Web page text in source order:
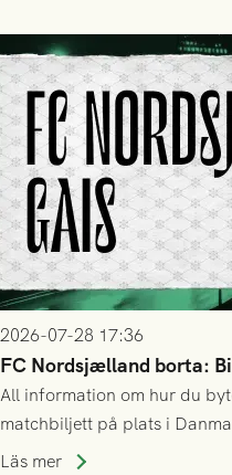
2026-07-28 17:36
FC Nordsjælland borta:
All information om hur du
matchbiljett på plats i
som står på reservlista eller
Läs mer